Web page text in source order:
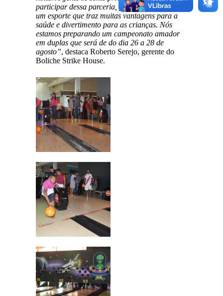
participar dessa parceria, porque o boliche é
um esporte que traz muitas vantagens para a
saúde e divertimento para as crianças. Nós
estamos preparando um campeonato amador
em duplas que será de do dia 26 a 28 de
agosto”, destaca Roberto Serejo, gerente do
Boliche Strike House.